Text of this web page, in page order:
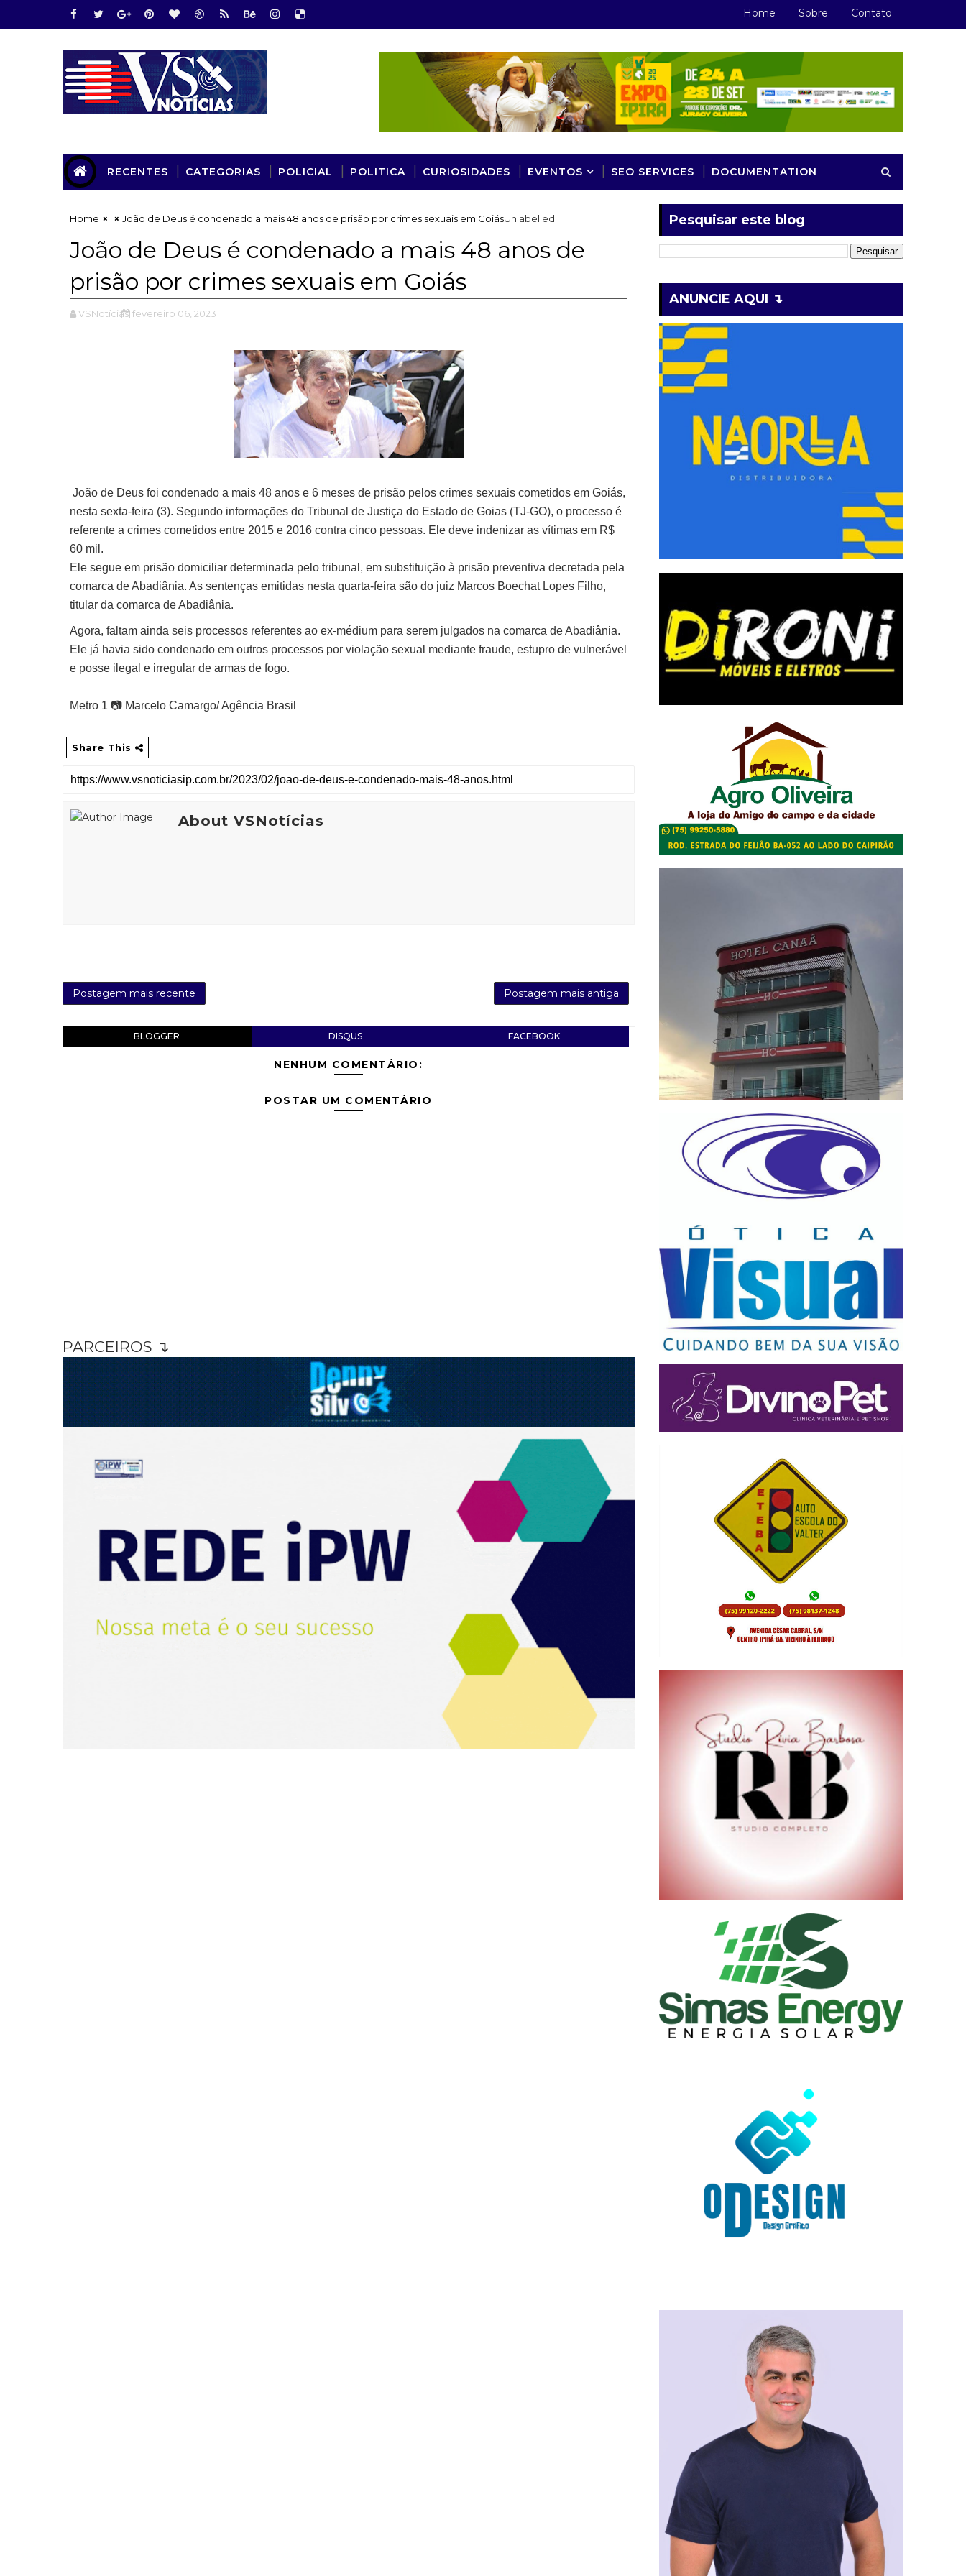
Home Sobre Contato
RECENTES CATEGORIAS POLICIAL POLITICA CURIOSIDADES EVENTOS SEO SERVICES DOCUMENTATION
Home Unlabelled
João de Deus é condenado a mais 48 anos de prisão por crimes sexuais em Goiás
João de Deus é condenado a mais 48 anos de
prisão por crimes sexuais em Goiás
VSNotícias fevereiro 06, 2023
João de Deus foi condenado a mais 48 anos e 6 meses de prisão pelos crimes sexuais cometidos em Goiás,
nesta sexta-feira (3). Segundo informações do Tribunal de Justiça do Estado de Goias (TJ-GO), o processo é
referente a crimes cometidos entre 2015 e 2016 contra cinco pessoas. Ele deve indenizar as vítimas em R$
60 mil.
Ele segue em prisão domiciliar determinada pelo tribunal, em substituição à prisão preventiva decretada pela
comarca de Abadiânia. As sentenças emitidas nesta quarta-feira são do juiz Marcos Boechat Lopes Filho,
titular da comarca de Abadiânia.
Agora, faltam ainda seis processos referentes ao ex-médium para serem julgados na comarca de Abadiânia.
Ele já havia sido condenado em outros processos por violação sexual mediante fraude, estupro de vulnerável
e posse ilegal e irregular de armas de fogo.
Metro 1 📷 Marcelo Camargo/ Agência Brasil
Share This
About VSNotícias
Postagem mais recente Postagem mais antiga
BLOGGER DISQUS FACEBOOK
NENHUM COMENTÁRIO:
POSTAR UM COMENTÁRIO
PARCEIROS ↴
Pesquisar este blog
ANUNCIE AQUI ↴